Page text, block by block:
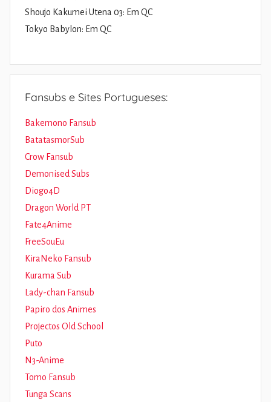
Shoujo Kakumei Utena 03: Em QC
Tokyo Babylon: Em QC
Fansubs e Sites Portugueses:
Bakemono Fansub
BatatasmorSub
Crow Fansub
Demonised Subs
Diogo4D
Dragon World PT
Fate4Anime
FreeSouEu
KiraNeko Fansub
Kurama Sub
Lady-chan Fansub
Papiro dos Animes
Projectos Old School
Puto
N3-Anime
Tomo Fansub
Tunga Scans